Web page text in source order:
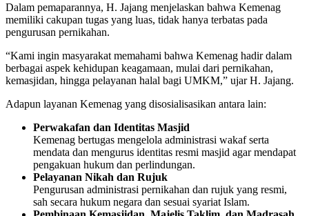
Dalam pemaparannya, H. Jajang menjelaskan bahwa Kemenag
memiliki cakupan tugas yang luas, tidak hanya terbatas pada
pengurusan pernikahan.
“Kami ingin masyarakat memahami bahwa Kemenag hadir dalam
berbagai aspek kehidupan keagamaan, mulai dari pernikahan,
kemasjidan, hingga pelayanan halal bagi UMKM,” ujar H. Jajang.
Adapun layanan Kemenag yang disosialisasikan antara lain:
Perwakafan dan Identitas Masjid
Kemenag bertugas mengelola administrasi wakaf serta
mendata dan mengurus identitas resmi masjid agar mendapat
pengakuan hukum dan perlindungan.
Pelayanan Nikah dan Rujuk
Pengurusan administrasi pernikahan dan rujuk yang resmi,
sah secara hukum negara dan sesuai syariat Islam.